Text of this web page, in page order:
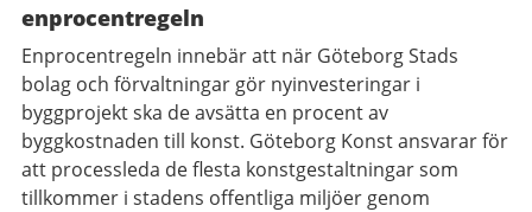
enprocentregeln
Enprocentregeln innebär att när Göteborg Stads
bolag och förvaltningar gör nyinvesteringar i
byggprojekt ska de avsätta en procent av
byggkostnaden till konst. Göteborg Konst ansvarar för
att processleda de flesta konstgestaltningar som
tillkommer i stadens offentliga miljöer genom